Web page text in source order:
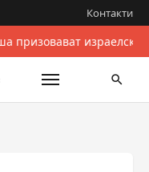
Контакти
призовават